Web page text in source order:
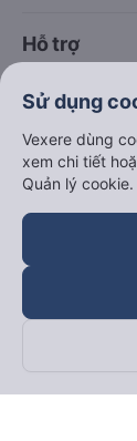
Hỗ trợ
Trở thành
Đối tác
Sử dụng
Vexere dùng
xem chi tiết
Quản lý